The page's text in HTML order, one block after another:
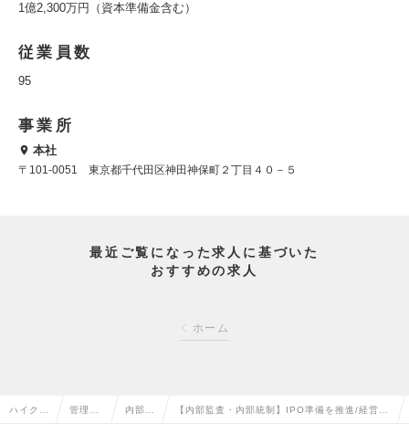
1億2,300万円（資本準備金含む）
従業員数
95
事業所
本社
〒101-0051 東京都千代田区神田神保町２丁目４０－５
最近ご覧になった求人に基づいた
おすすめの求人
ホーム
ハイクラ 管理部 内部監 【内部監査・内部統制】IPO準備を推進/経営の